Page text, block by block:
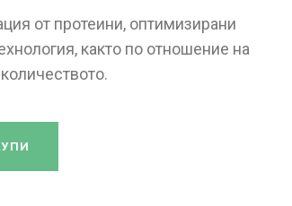
от протеини, оптимизирани
както по отношение на